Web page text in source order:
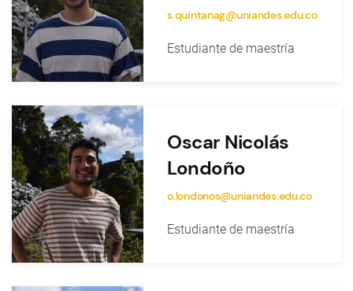
s.quintanag@uniandes.edu.co
Estudiante de maestría
Oscar Nicolás
Londoño
o.londonos@uniandes.edu.co
Estudiante de maestría